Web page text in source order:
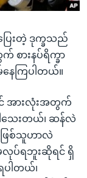
ြေးတဲ့ ဒုက္ခသည်
စားနပ်ရိက္ခာ
ေကြပါတယ်။
အားလုံးအတွက်
သေးတယ်၊ ဆန်လဲ
ဖြစ်သူဟာလဲ
လုပ်ရဘူးဆိုရင် ရှိ
ပါတယ်၊